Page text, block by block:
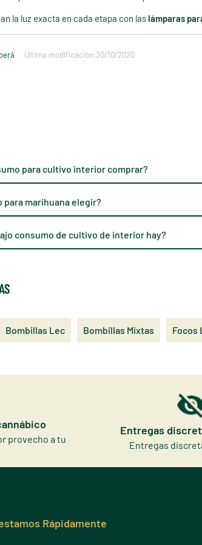
la luz exacta en cada etapa con las lámparas
Última modificación:30/10/2020
para cultivo interior comprar?
para marihuana elegir?
consumo de cultivo de interior hay?
Bombillas Lec Bombillas Mixtas Focos
provecho a tu
Entregas
Entregas
Rápidamente